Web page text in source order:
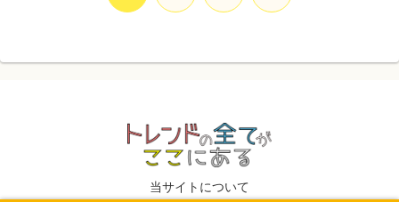
当サイトについて